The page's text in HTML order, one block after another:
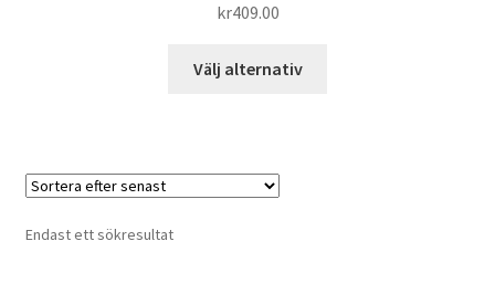
kr409.00
Välj alternativ
Endast ett sökresultat